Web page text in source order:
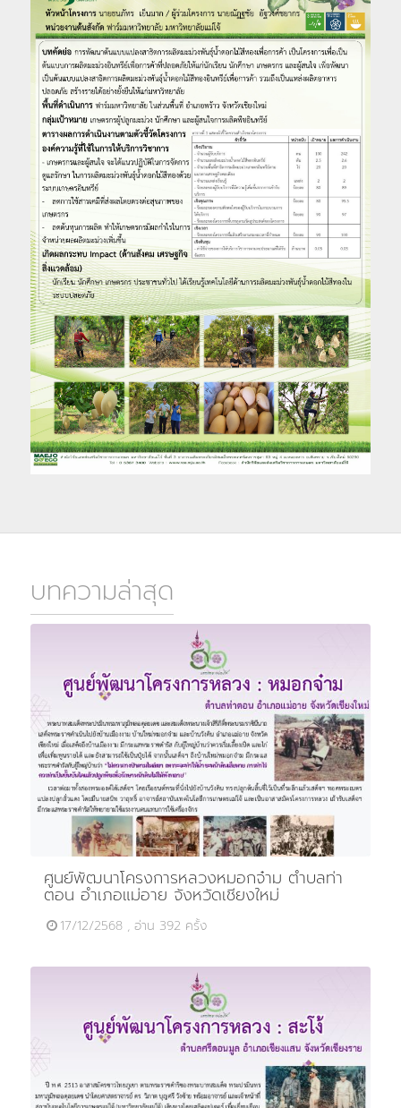
บทความล่าสุด
ศูนย์พัฒนาโครงการหลวงหมอกจ๋าม ตำบลท่า
ตอน อำเภอแม่อาย จังหวัดเชียงใหม่
17/12/2568 , อ่าน 392 ครั้ง